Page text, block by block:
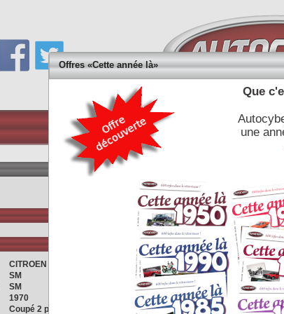
BASE
DOCUMENTAIRE
CITROEN
SM
SM
1970
Coupé 2 portes 4 places
CITROEN SM - Sa Majesté
La SM coupé grand tourisme
Maserati de 1968, à la fois
GT, elle entre dans le club des plus
l'expérience de la DS en
Offres «Cette année là»
Que
une